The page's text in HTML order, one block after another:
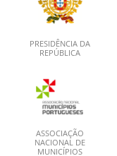
PRESIDÊNCIA DA
REPÚBLICA
ASSOCIAÇÃO
NACIONAL DE
MUNICÍPIOS